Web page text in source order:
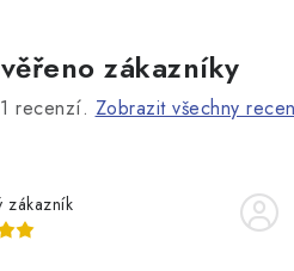
zákazníky
recenzí. Zobrazit všechny
zákazník